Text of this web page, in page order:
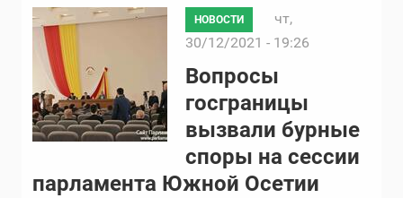
НОВОСТИ
чт,
30/12/2021 - 19:26
Вопросы
госграницы
вызвали бурные
споры на сессии
парламента Южной Осетии